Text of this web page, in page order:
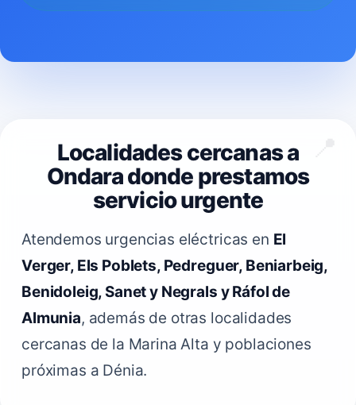
Localidades cercanas a
Ondara donde prestamos
servicio urgente
Atendemos urgencias eléctricas en El
Verger, Els Poblets, Pedreguer, Beniarbeig,
Benidoleig, Sanet y Negrals y Ráfol de
Almunia, además de otras localidades
cercanas de la Marina Alta y poblaciones
próximas a Dénia.